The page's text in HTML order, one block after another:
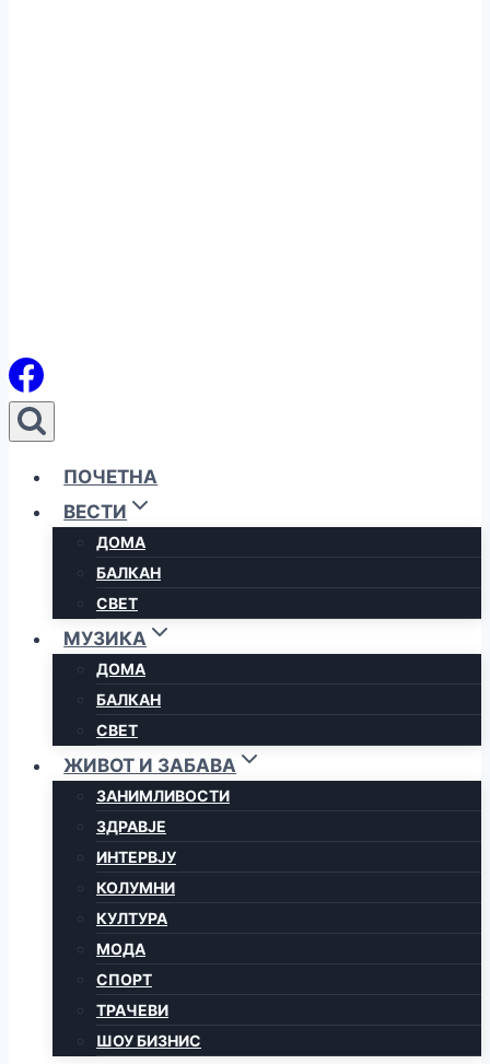
ПОЧЕТНА
ВЕСТИ
ДОМА
БАЛКАН
СВЕТ
МУЗИКА
ДОМА
БАЛКАН
СВЕТ
ЖИВОТ И ЗАБАВА
ЗАНИМЛИВОСТИ
ЗДРАВЈЕ
ИНТЕРВЈУ
КОЛУМНИ
КУЛТУРА
МОДА
СПОРТ
ТРАЧЕВИ
ШОУ БИЗНИС